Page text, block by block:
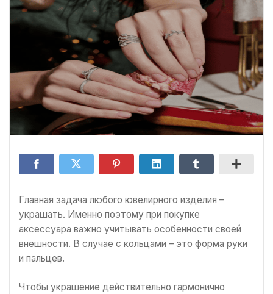
Главная задача любого ювелирного изделия –
украшать. Именно поэтому при покупке
аксессуара важно учитывать особенности своей
внешности. В случае с кольцами – это форма руки
и пальцев.
Чтобы украшение действительно гармонично